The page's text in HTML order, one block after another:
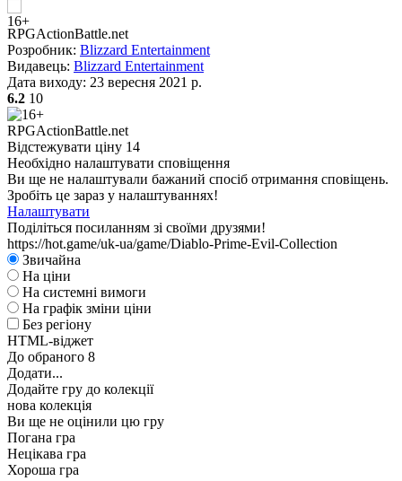
RPGActionBattle.net
Розробник: Blizzard Entertainment
Видавець: Blizzard Entertainment
Дата виходу: 23 вересня 2021 р.
6.2 10
RPGActionBattle.net
Відстежувати ціну 14
Необхідно налаштувати сповіщення
Ви ще не налаштували бажаний спосіб отримання сповіщень.
Зробіть це зараз у налаштуваннях!
Налаштувати
Поділіться посиланням зі своїми друзями!
https://hot.game/uk-ua/game/Diablo-Prime-Evil-Collection
Звичайна
На ціни
На системні вимоги
На графік зміни ціни
Без регіону
HTML-віджет
До обраного 8
Додати...
Додайте гру до колекції
нова колекція
Ви ще не оцінили цю гру
Погана гра
Нецікава гра
Хороша гра